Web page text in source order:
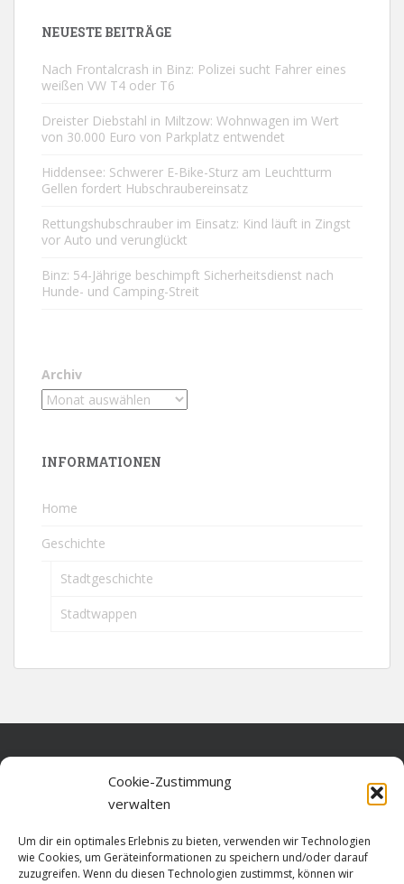
Cookie-Zustimmung
verwalten
Um dir ein optimales Erlebnis zu bieten, verwenden wir Technologien
wie Cookies, um Geräteinformationen zu speichern und/oder darauf
zuzugreifen. Wenn du diesen Technologien zustimmst, können wir
NEUESTE BEITRÄGE
Nach Frontalcrash in Binz: Polizei sucht Fahrer eines
weißen VW T4 oder T6
Dreister Diebstahl in Miltzow: Wohnwagen im Wert
von 30.000 Euro von Parkplatz entwendet
Hiddensee: Schwerer E-Bike-Sturz am Leuchtturm
Gellen fordert Hubschraubereinsatz
Rettungshubschrauber im Einsatz: Kind läuft in Zingst
vor Auto und verunglückt
Binz: 54-Jährige beschimpft Sicherheitsdienst nach
Hunde- und Camping-Streit
Archiv
INFORMATIONEN
Home
Geschichte
Stadtgeschichte
Stadtwappen
Datenschutz